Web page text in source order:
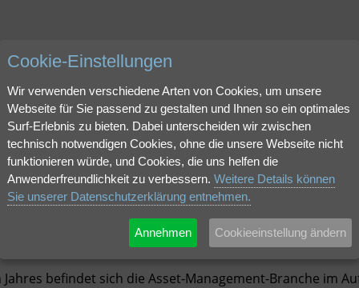
als pdf herunterladen.
Alternatives
befindet sich die Asset-Management-Branche im
Cookie-Einstellungen
Wir verwenden verschiedene Arten von Cookies, um unsere
Webseite für Sie passend zu gestalten und Ihnen so ein optimales
Surf-Erlebnis zu bieten. Dabei unterscheiden wir zwischen
technisch notwendigen Cookies, ohne die unsere Webseite nicht
funktionieren würde, und Cookies, die uns helfen die
Anwenderfreundlichkeit zu verbessern. Weitere Details können
Sie unserer Datenschutzerklärung entnehmen.
Annehmen Cookieeinstellung ändern